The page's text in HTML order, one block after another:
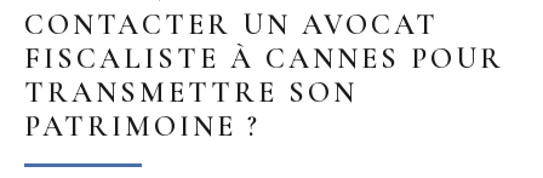
CONTACTER UN AVOCAT
FISCALISTE À CANNES POUR
TRANSMETTRE SON
PATRIMOINE ?